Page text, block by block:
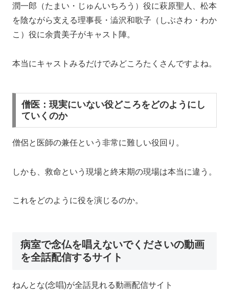
潤一郎（たまい・じゅんいちろう）役に萩原聖人、松本
を陰ながら支える理事長・澁沢和歌子（しぶさわ・わか
こ）役に余貴美子がキャスト陣。
本当にキャストみるだけでみどころたくさんですよね。
僧医：現実にいない役どころをどのようにし
ていくのか
僧侶と医師の兼任という非常に難しい役回り。
しかも、救命という現場と終末期の現場は本当に違う。
これをどのように役を演じるのか。
病室で念仏を唱えないでくださいの動画
を全話配信するサイト
ねんとな(念唱)が全話見れる動画配信サイト